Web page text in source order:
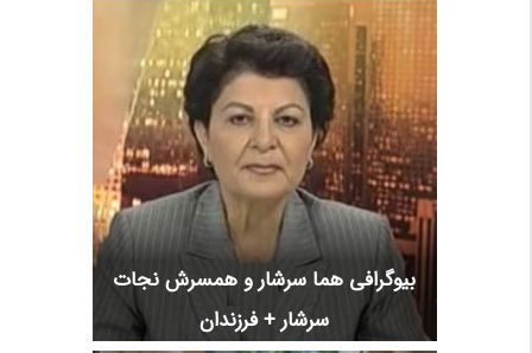
بیوگرافی هما سرشار و همسرش نجات
سرشار + فرزندان